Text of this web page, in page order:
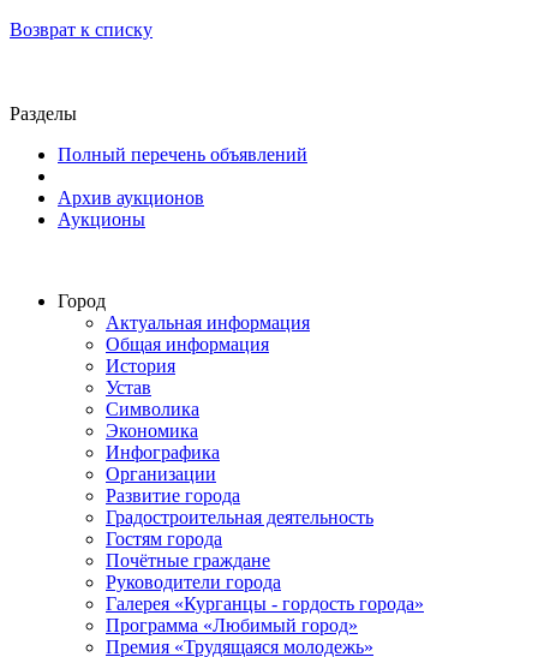
Возврат к списку
Разделы
Полный перечень объявлений
Архив аукционов
Аукционы
Город
Актуальная информация
Общая информация
История
Устав
Символика
Экономика
Инфографика
Организации
Развитие города
Градостроительная деятельность
Гостям города
Почётные граждане
Руководители города
Галерея «Курганцы - гордость города»
Программа «Любимый город»
Премия «Трудящаяся молодежь»